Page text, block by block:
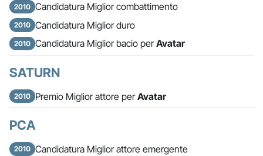
2010 Candidatura Miglior combattimento
2010 Candidatura Miglior duro
2010 Candidatura Miglior bacio perAvatar
SATURN
2010 Premio Miglior attore perAvatar
PCA
2010 Candidatura Miglior attore emergente